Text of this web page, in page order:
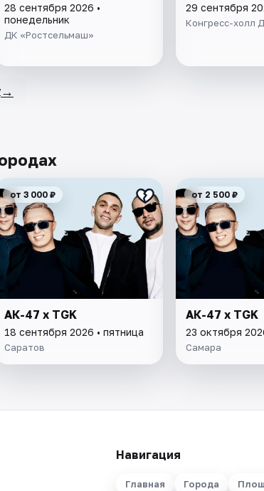
28 сентября 2026 •
понедельник
ДК «Ростсельмаш»
29 сентября
Конгресс-холл
→
от 3 000 ₽
АК-47 х TGK
18 сентября 2026 • пятница
Саратов
от 2 500 ₽
АК-47 х TGK
23 октября
Самара
Навигация
Главная Города